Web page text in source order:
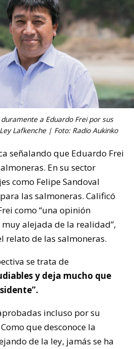
a Eduardo Frei por sus
Lafkenche | Foto: Radio Aukinko
señalando que Eduardo Frei
En su sector
como Felipe Sandoval
las salmoneras. Calificó
como “una opinión
alejada de la realidad”,
relato de las salmoneras.
se trata de
y deja mucho que
incluso por su
que desconoce la
de la ley, jamás se ha